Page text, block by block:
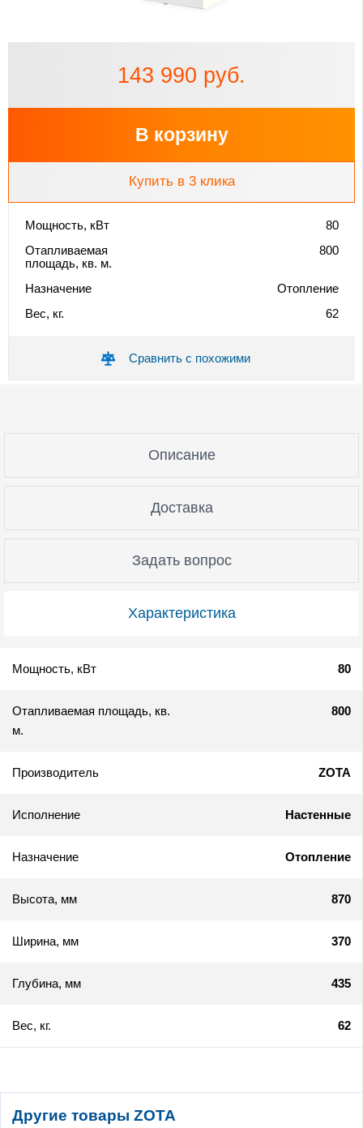
143 990 руб.
В корзину
Купить в 3 клика
Мощность, кВт
80
Отапливаемая
площадь, кв. м.
800
Назначение
Отопление
Вес, кг.
62
Сравнить с похожими
Характеристика
Описание
Доставка
Задать вопрос
Мощность, кВт 80
Отапливаемая площадь, кв.
м.
800
Производитель ZOTA
Исполнение Настенные
Назначение Отопление
Высота, мм 870
Ширина, мм 370
Глубина, мм 435
Вес, кг. 62
Другие товары ZOTA